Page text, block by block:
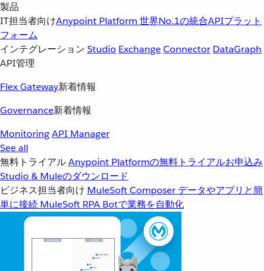
製品
IT担当者向けAnypoint Platform 世界No.1の統合APIプラット
フォーム
インテグレーション Studio ExchangeConnector DataGraph
API管理
Flex Gateway新着情報
Governance新着情報
MonitoringAPI Manager
See all
無料トライアルAnypoint Platformの無料トライアルお申込み
Studio & Muleのダウンロード
ビジネス担当者向け MuleSoft Composer データやアプリと簡
単に接続 MuleSoft RPA Botで業務を自動化